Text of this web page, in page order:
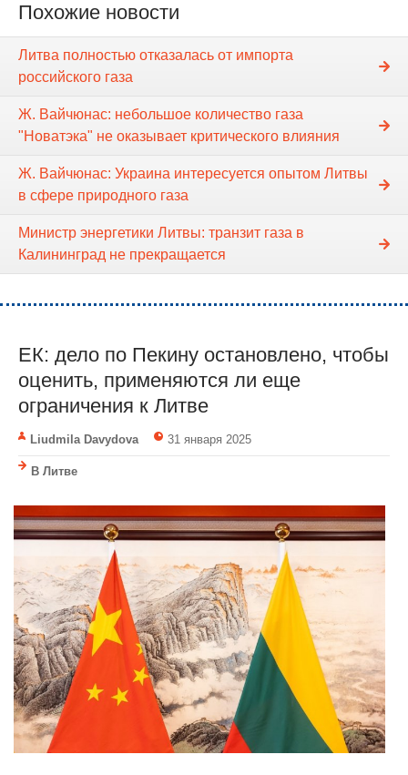
Похожие новости
Литва полностью отказалась от импорта
российского газа
Ж. Вайчюнас: небольшое количество газа
"Новатэка" не оказывает критического влияния
Ж. Вайчюнас: Украина интересуется опытом Литвы
в сфере природного газа
Министр энергетики Литвы: транзит газа в
Калининград не прекращается
ЕК: дело по Пекину остановлено, чтобы
оценить, применяются ли еще
ограничения к Литве
Liudmila Davydova 31 января 2025
В Литве